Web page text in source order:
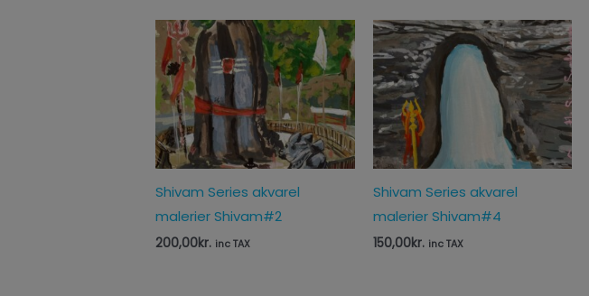
Shivam Series akvarel
malerier Shivam#2
200,00kr. inc TAX
Shivam Series akvarel
malerier Shivam#4
150,00kr. inc TAX